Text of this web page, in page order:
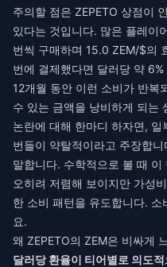
주의할 점은 ZEPETO 상점이
있다는 것입니다. 많은 플레이
번씩 구매하며 15.0 ZEM/$의
번에 결제했다면 달러당 약
12개월 동안 이런 소비가 반복
수 있는 금액을 낭비하게 되는
논란에 대해 한마디 하자면,
번들이 약탈적이라고 주장합
말합니다. 수학적으로 볼 때
오히려 저렴해 보이지만 가성
한 소비 패턴을 유도합니다.
요.
왜 ZEPETO의 ZEM은 비싸게
달러당 환율이 티어별로 의도